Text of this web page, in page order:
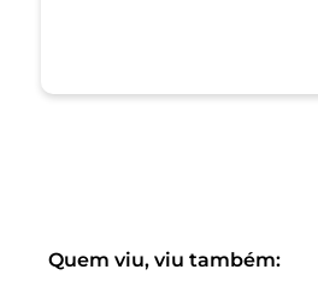
Quem viu, viu também: